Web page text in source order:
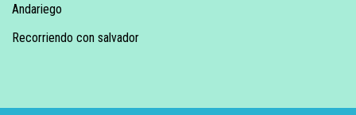
Andariego
Recorriendo con salvador